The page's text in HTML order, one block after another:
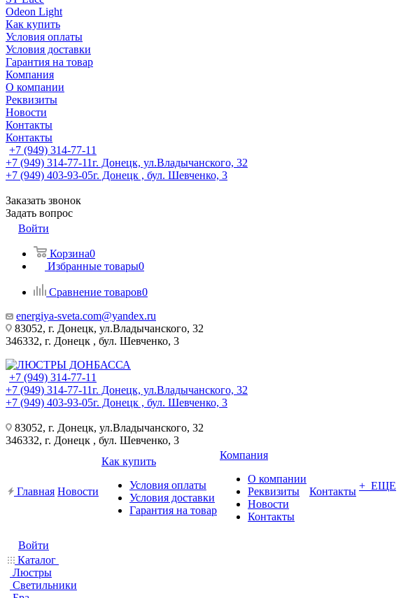
Odeon Light
Как купить
Условия оплаты
Условия доставки
Гарантия на товар
Компания
О компании
Реквизиты
Новости
Контакты
Контакты
+7 (949) 314-77-11
+7 (949) 314-77-11г. Донецк, ул.Владычанского, 32
+7 (949) 403-93-05г. Донецк , бул. Шевченко, 3
Заказать звонок
Задать вопрос
Войти
Корзина0
Избранные товары0
Сравнение товаров0
energiya-sveta.com@yandex.ru
83052, г. Донецк, ул.Владычанского, 32
346332, г. Донецк , бул. Шевченко, 3
+7 (949) 314-77-11
+7 (949) 314-77-11г. Донецк, ул.Владычанского, 32
+7 (949) 403-93-05г. Донецк , бул. Шевченко, 3
83052, г. Донецк, ул.Владычанского, 32
346332, г. Донецк , бул. Шевченко, 3
Главная Новости
Как купить
Условия оплаты
Условия доставки
Гарантия на товар
Компания
О компании
Реквизиты
Новости
Контакты
Контакты + ЕЩЕ
Войти
Каталог
Люстры
Светильники